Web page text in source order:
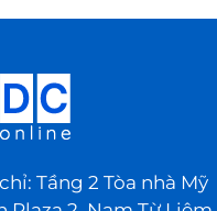
Tầng 2 Tòa nhà Mỹ